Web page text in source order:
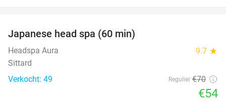
Japanese head spa (60 min)
Headspa Aura 9.7 star
Sittard
Verkocht: 49
Regulier €70
€54